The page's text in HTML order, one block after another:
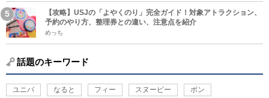
【攻略】USJの「よやくのり」完全ガイド！対象アトラクション、
予約のやり方、整理券との違い、注意点を紹介
めっち
話題のキーワード
ユニバ なると フィー スヌーピー ボン